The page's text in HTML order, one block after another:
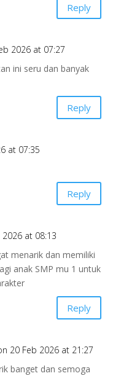
Reply
2026 at 07:27
ini seru dan banyak
Reply
at 07:35
Reply
at 08:13
menarik dan memiliki
anak SMP mu 1 untuk
Reply
20 Feb 2026 at 21:27
banget dan semoga